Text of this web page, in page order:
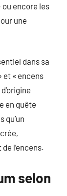
ou encore les
une
dans sa
et « encens
en quête
qu’un
l’encens.
selon